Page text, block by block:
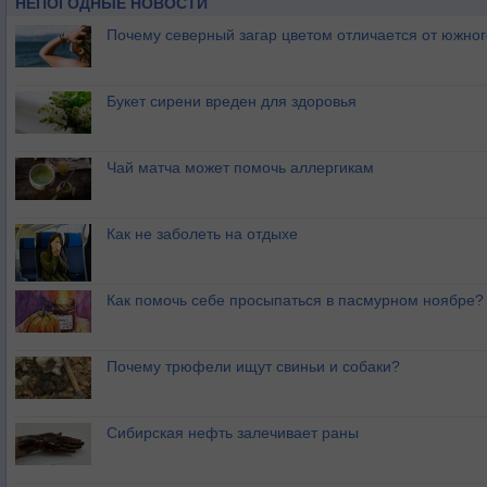
НЕПОГОДНЫЕ НОВОСТИ
Почему северный загар цветом отличается от
Букет сирени вреден для здоровья
Чай матча может помочь аллергикам
Как не заболеть на отдыхе
Как помочь себе просыпаться в пасмурном ноябре?
Почему трюфели ищут свиньи и собаки?
Сибирская нефть залечивает раны